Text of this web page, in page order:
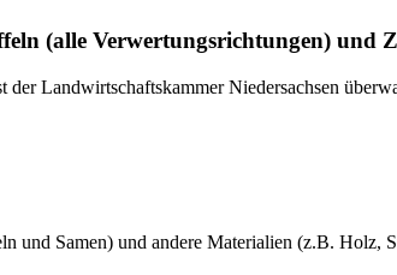
(alle Verwertungsrichtungen) und
Landwirtschaftskammer Niedersachsen
und Samen) und andere Materialien (z.B. Holz,